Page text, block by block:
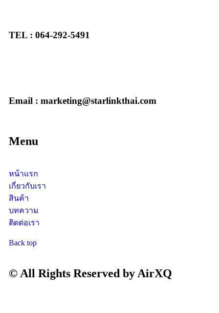
TEL : 064-292-5491
Email : marketing@starlinkthai.com
Menu
หน้าแรก
เกี่ยวกับเรา
สินค้า
บทความ
ติดต่อเรา
Back top
© All Rights Reserved by AirXQ